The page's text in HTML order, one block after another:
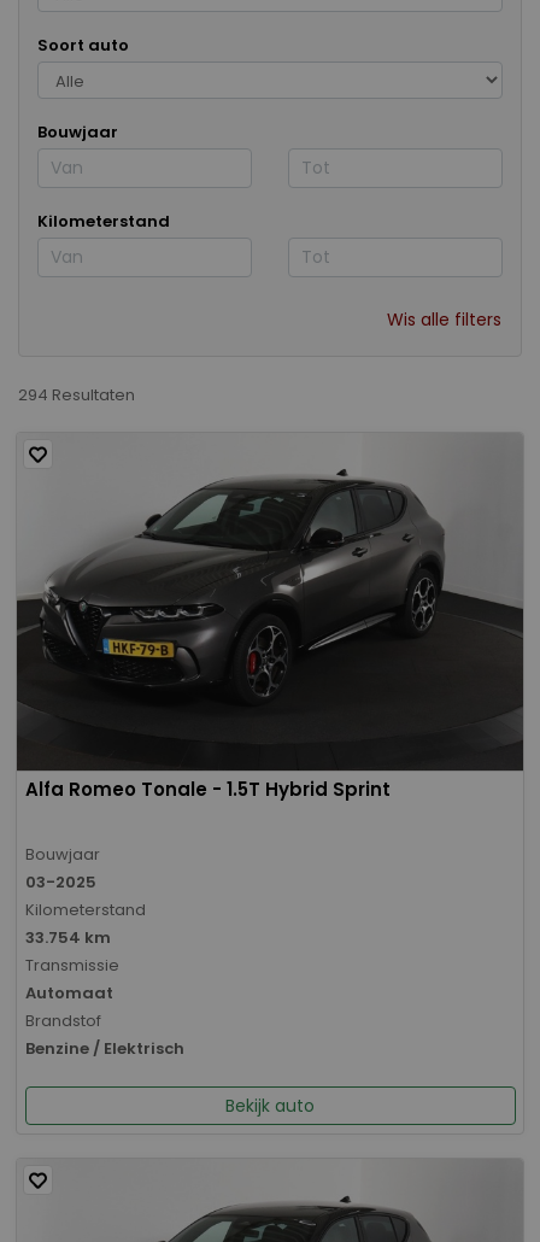
Soort auto
Bouwjaar
Kilometerstand
Wis alle filters
294 Resultaten
Alfa Romeo Tonale - 1.5T Hybrid Sprint
Bouwjaar
03-2025
Kilometerstand
33.754 km
Transmissie
Automaat
Brandstof
Benzine / Elektrisch
Bekijk auto